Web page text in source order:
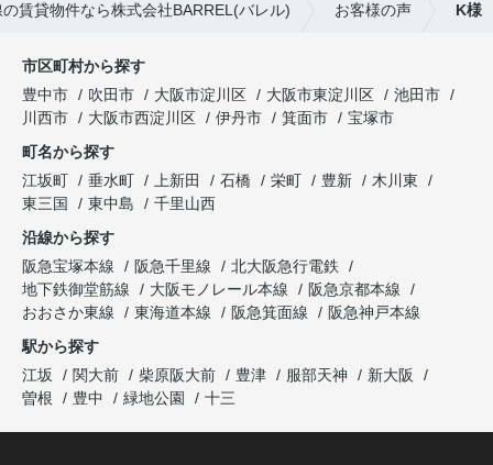
賃貸物件なら株式会社BARREL(バレル) お客様の声 K様
市区町村から探す
豊中市
吹田市 大阪市淀川区 大阪市東淀川区
池田市
川西市
大阪市西淀川区 伊丹市 箕面市
宝塚市
町名から探す
江坂町
垂水町 上新田 石橋 栄町 豊新
木川東
東三国
東中島
千里山西
沿線から探す
阪急宝塚本線
阪急千里線
北大阪急行電鉄
地下鉄御堂筋線
大阪モノレール本線
阪急京都本線
おおさか東線
東海道本線 阪急箕面線
阪急神戸本線
駅から探す
江坂
関大前 柴原阪大前 豊津 服部天神
新大阪
曽根
豊中 緑地公園 十三